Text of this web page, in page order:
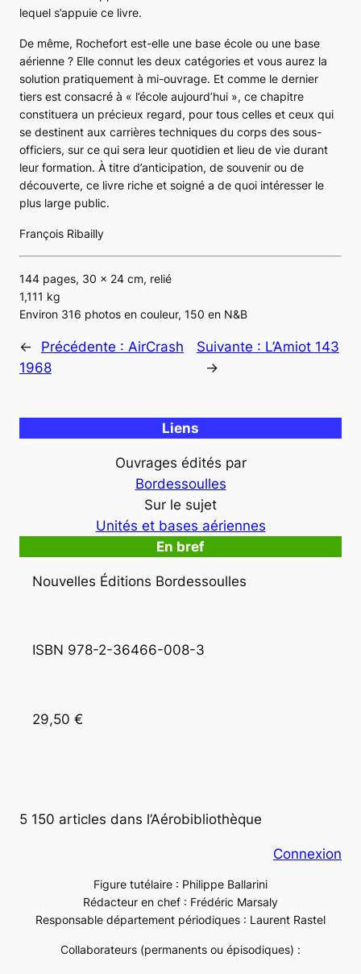
lequel s’appuie ce livre.
De même, Rochefort est-elle une base école ou une base
aérienne ? Elle connut les deux catégories et vous aurez la
solution pratiquement à mi-ouvrage. Et comme le dernier
tiers est consacré à « l’école aujourd’hui », ce chapitre
constituera un précieux regard, pour tous celles et ceux qui
se destinent aux carrières techniques du corps des sous-
officiers, sur ce qui sera leur quotidien et lieu de vie durant
leur formation. À titre d’anticipation, de souvenir ou de
découverte, ce livre riche et soigné a de quoi intéresser le
plus large public.
François Ribailly
144 pages, 30 x 24 cm, relié
1,111 kg
Environ 316 photos en couleur, 150 en N&B
← Précédente : AirCrash
1968
Suivante : L’Amiot 143
→
Liens
Ouvrages édités par
Bordessoulles
Sur le sujet
Unités et bases aériennes
En bref
Nouvelles Éditions Bordessoulles
ISBN 978-2-36466-008-3
29,50 €
5 150 articles dans l’Aérobibliothèque
Connexion
Figure tutélaire : Philippe Ballarini
Rédacteur en chef : Frédéric Marsaly
Responsable département périodiques : Laurent Rastel
Collaborateurs (permanents ou épisodiques) :